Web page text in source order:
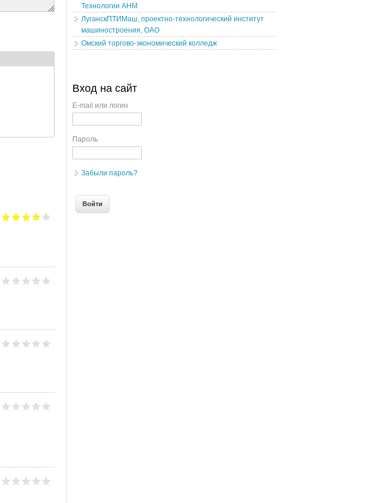
Технологии АНМ
ЛуганскПТИМаш, проектно-технологический институт
машиностроения, ОАО
Омский торгово-экономический колледж
Вход на сайт
E-mail или логин
Пароль
Забыли пароль?